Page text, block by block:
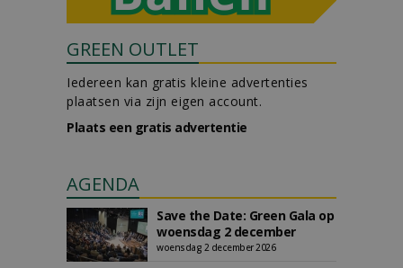
GREEN OUTLET
Iedereen kan gratis kleine advertenties
plaatsen via zijn eigen account.
Plaats een gratis advertentie
AGENDA
Save the Date: Green Gala op
woensdag 2 december
woensdag 2 december 2026